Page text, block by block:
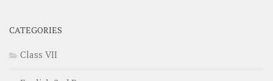
CATEGORIES
Class VII